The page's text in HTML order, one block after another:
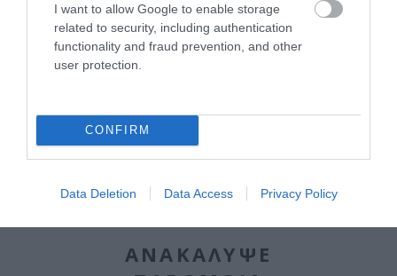
I want to allow Google to enable storage
related to security, including authentication
functionality and fraud prevention, and other
user protection.
CONFIRM
Data Deletion Data Access Privacy Policy
Korres Yoghurt
Αντηλιακό Προσώπου
και Σώματος SPF50 200ml
Διαθέσιμο
Vencil Hyper5 Serum 30ml
Ειδικός Ορός
Αναπλήρωσης Όγκου
ΑΝΑΚΆΛΥΨΕ